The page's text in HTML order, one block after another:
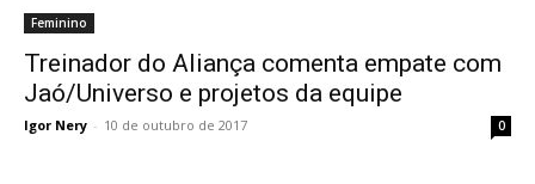
Feminino
Treinador do Aliança comenta empate com
Jaó/Universo e projetos da equipe
Igor Nery - 10 de outubro de 2017 0